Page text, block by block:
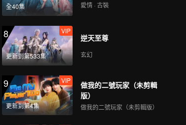
全40集 愛情 · 古裝
8
更新到第533集
VIP
逆天至尊
玄幻
9
更新到第4集
VIP
做我的二號玩家（未剪輯
版）
做我的二號玩家（未剪輯版）